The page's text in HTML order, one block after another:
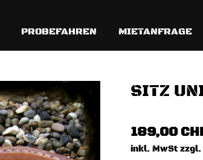
PROBEFAHREN MIETANFRAGE
SITZ
189,00
inkl. MwSt